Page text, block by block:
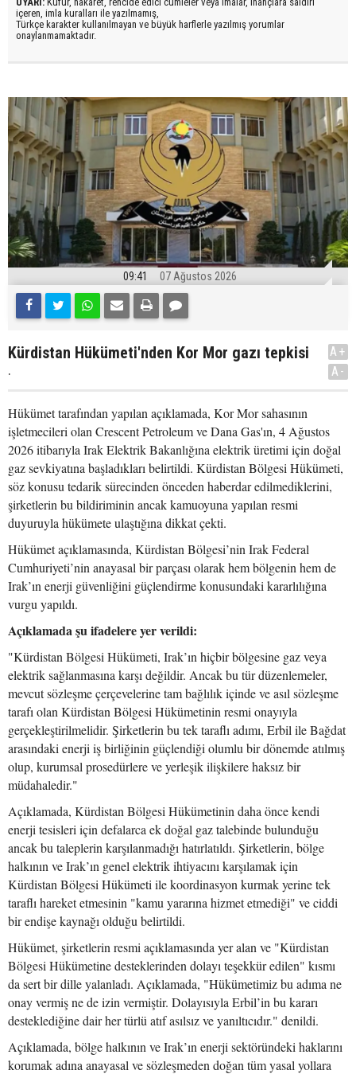
içeren, imla kuralları ile yazılmamış,
Türkçe karakter kullanılmayan ve büyük harflerle yazılmış yorumlar
onaylanmamaktadır.
09:41 07 Ağustos 2026
Kürdistan Hükümeti'nden Kor Mor gazı tepkisi
.
A+
A-
Hükümet tarafından yapılan açıklamada, Kor Mor sahasının
işletmecileri olan Crescent Petroleum ve Dana Gas'ın, 4 Ağustos
2026 itibarıyla Irak Elektrik Bakanlığına elektrik üretimi için doğal
gaz sevkiyatına başladıkları belirtildi. Kürdistan Bölgesi Hükümeti,
söz konusu tedarik sürecinden önceden haberdar edilmediklerini,
şirketlerin bu bildiriminin ancak kamuoyuna yapılan resmi
duyuruyla hükümete ulaştığına dikkat çekti.
Hükümet açıklamasında, Kürdistan Bölgesi’nin Irak Federal
Cumhuriyeti’nin anayasal bir parçası olarak hem bölgenin hem de
Irak’ın enerji güvenliğini güçlendirme konusundaki kararlılığına
vurgu yapıldı.
Açıklamada şu ifadelere yer verildi:
"Kürdistan Bölgesi Hükümeti, Irak’ın hiçbir bölgesine gaz veya
elektrik sağlanmasına karşı değildir. Ancak bu tür düzenlemeler,
mevcut sözleşme çerçevelerine tam bağlılık içinde ve asıl sözleşme
tarafı olan Kürdistan Bölgesi Hükümetinin resmi onayıyla
gerçekleştirilmelidir. Şirketlerin bu tek taraflı adımı, Erbil ile Bağdat
arasındaki enerji iş birliğinin güçlendiği olumlu bir dönemde atılmış
olup, kurumsal prosedürlere ve yerleşik ilişkilere haksız bir
müdahaledir."
Açıklamada, Kürdistan Bölgesi Hükümetinin daha önce kendi
enerji tesisleri için defalarca ek doğal gaz talebinde bulunduğu
ancak bu taleplerin karşılanmadığı hatırlatıldı. Şirketlerin, bölge
halkının ve Irak’ın genel elektrik ihtiyacını karşılamak için
Kürdistan Bölgesi Hükümeti ile koordinasyon kurmak yerine tek
taraflı hareket etmesinin "kamu yararına hizmet etmediği" ve ciddi
bir endişe kaynağı olduğu belirtildi.
Hükümet, şirketlerin resmi açıklamasında yer alan ve "Kürdistan
Bölgesi Hükümetine desteklerinden dolayı teşekkür edilen" kısmı
da sert bir dille yalanladı. Açıklamada, "Hükümetimiz bu adıma ne
onay vermiş ne de izin vermiştir. Dolayısıyla Erbil’in bu kararı
desteklediğine dair her türlü atıf asılsız ve yanıltıcıdır." denildi.
Açıklamada, bölge halkının ve Irak’ın enerji sektöründeki haklarını
korumak adına anayasal ve sözleşmeden doğan tüm yasal yollara